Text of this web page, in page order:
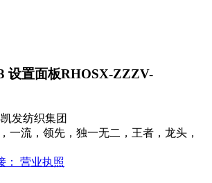
设置面板RHOSX-ZZZV-
发纺织集团
一流，领先，独一无二，王者，龙头，
： 营业执照